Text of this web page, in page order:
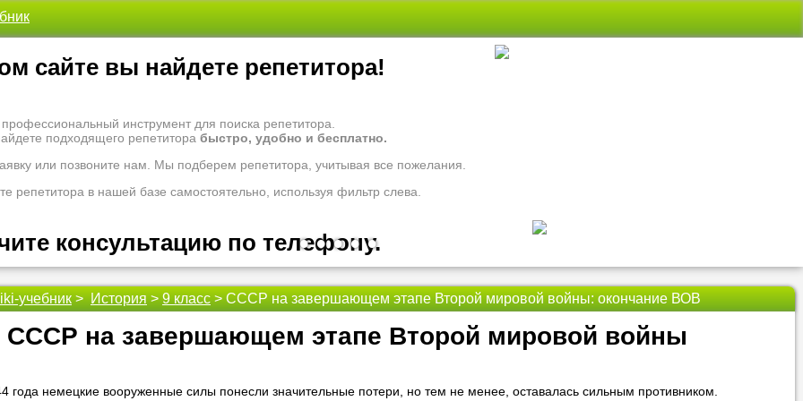
•••••
сайте вы найдете репетитора!
инструмент для поиска репетитора.
подходящего репетитора быстро, удобно и бесплатно.
или позвоните нам. Мы подберем репетитора, учитывая все пожелания.
репетитора в нашей базе самостоятельно, используя фильтр слева.
консультацию по телефону.
проконсультировать Вас по вопросам образования. Задайте свои вопросы
надо ломать голову, к кому обратиться за помощью - для этого есть
Nado5.ru!
помогут вам.
учебник > История > 9 класс > СССР на завершающем этапе Второй мировой войны: окончание ВОВ
СССР на завершающем этапе Второй мировой войны
года немецкие вооруженные силы понесли значительные потери, но тем не менее, оставалась сильным противником.